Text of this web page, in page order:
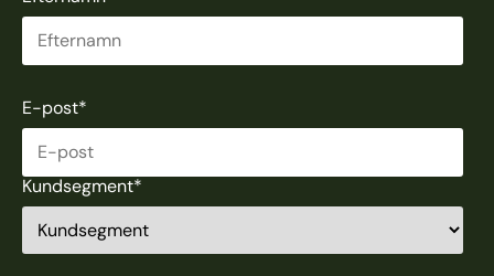
E-post*
Kundsegment*